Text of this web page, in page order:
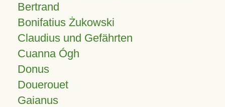
Bertrand
Bonifatius Żukowski
Claudius und Gefährten
Cuanna Ógh
Donus
Douerouet
Gaianus